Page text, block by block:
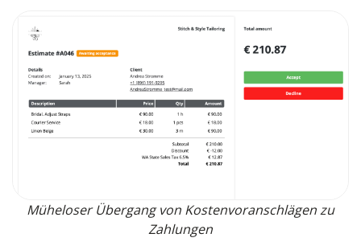
Müheloser Übergang von Kostenvoranschlägen zu
Zahlungen